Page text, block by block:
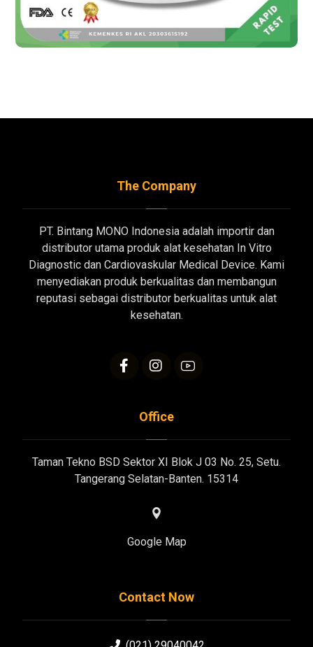
The Company
PT. Bintang MONO Indonesia adalah importir dan
distributor utama produk alat kesehatan In Vitro
Diagnostic dan Cardiovaskular Medical Device. Kami
menyediakan produk berkualitas dan membangun
reputasi sebagai distributor berkualitas untuk alat
kesehatan.
Office
Taman Tekno BSD Sektor XI Blok J 03 No. 25, Setu.
Tangerang Selatan-Banten. 15314
Google Map
Contact Now